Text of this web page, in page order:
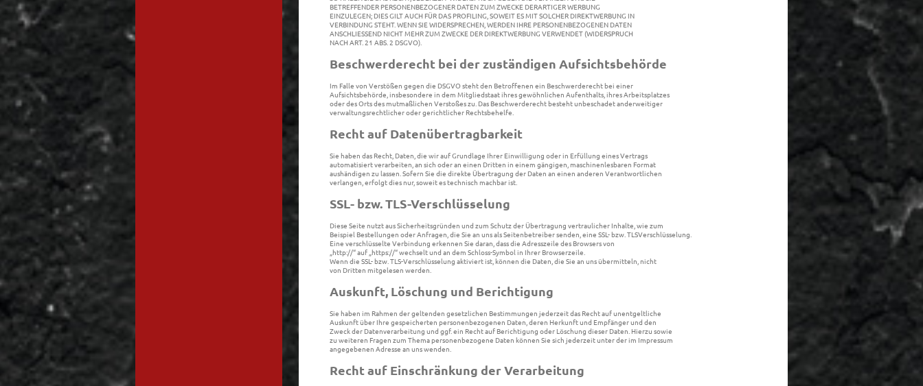
BETREFFENDER PERSONENBEZOGENER DATEN ZUM ZWECKE DERARTIGER WERBUNG
EINZULEGEN; DIES GILT AUCH FÜR DAS PROFILING, SOWEIT ES MIT SOLCHER DIREKTWERBUNG IN
VERBINDUNG STEHT. WENN SIE WIDERSPRECHEN, WERDEN IHRE PERSONENBEZOGENEN DATEN
ANSCHLIESSEND NICHT MEHR ZUM ZWECKE DER DIREKTWERBUNG VERWENDET (WIDERSPRUCH
NACH ART. 21 ABS. 2 DSGVO).
Beschwerderecht bei der zuständigen Aufsichtsbehörde
Im Falle von Verstößen gegen die DSGVO steht den Betroffenen ein Beschwerderecht bei einer
Aufsichtsbehörde, insbesondere in dem Mitgliedstaat ihres gewöhnlichen Aufenthalts, ihres Arbeitsplatzes
oder des Orts des mutmaßlichen Verstoßes zu. Das Beschwerderecht besteht unbeschadet anderweitiger
verwaltungsrechtlicher oder gerichtlicher Rechtsbehelfe.
Recht auf Datenübertragbarkeit
Sie haben das Recht, Daten, die wir auf Grundlage Ihrer Einwilligung oder in Erfüllung eines Vertrags
automatisiert verarbeiten, an sich oder an einen Dritten in einem gängigen, maschinenlesbaren Format
aushändigen zu lassen. Sofern Sie die direkte Übertragung der Daten an einen anderen Verantwortlichen
verlangen, erfolgt dies nur, soweit es technisch machbar ist.
SSL- bzw. TLS-Verschlüsselung
Diese Seite nutzt aus Sicherheitsgründen und zum Schutz der Übertragung vertraulicher Inhalte, wie zum
Beispiel Bestellungen oder Anfragen, die Sie an uns als Seitenbetreiber senden, eine SSL- bzw. TLSVerschlüsselung.
Eine verschlüsselte Verbindung erkennen Sie daran, dass die Adresszeile des Browsers von
„http://“ auf „https://“ wechselt und an dem Schloss-Symbol in Ihrer Browserzeile.
Wenn die SSL- bzw. TLS-Verschlüsselung aktiviert ist, können die Daten, die Sie an uns übermitteln, nicht
von Dritten mitgelesen werden.
Auskunft, Löschung und Berichtigung
Sie haben im Rahmen der geltenden gesetzlichen Bestimmungen jederzeit das Recht auf unentgeltliche
Auskunft über Ihre gespeicherten personenbezogenen Daten, deren Herkunft und Empfänger und den
Zweck der Datenverarbeitung und ggf. ein Recht auf Berichtigung oder Löschung dieser Daten. Hierzu sowie
zu weiteren Fragen zum Thema personenbezogene Daten können Sie sich jederzeit unter der im Impressum
angegebenen Adresse an uns wenden.
Recht auf Einschränkung der Verarbeitung